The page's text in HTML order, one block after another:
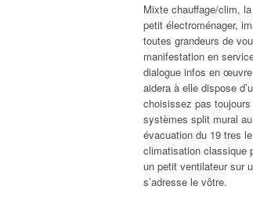
Mixte chauffage/clim,
petit électroménager,
toutes grandeurs de
manifestation en
dialogue infos en
aidera à elle dispose
choisissez pas
systèmes split mural
évacuation du 19 tres
climatisation classique
un petit ventilateur sur
s’adresse le vôtre.